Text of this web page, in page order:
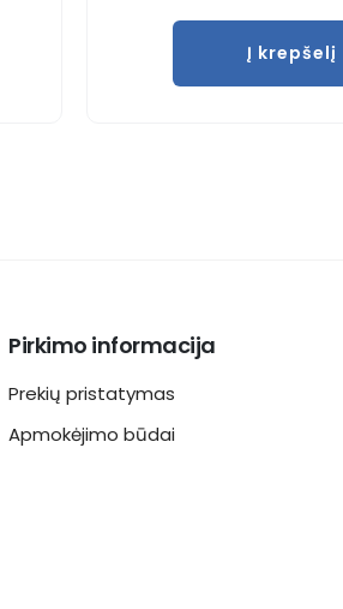
Į krepšelį
Pirkimo informacija
Prekių pristatymas
Apmokėjimo būdai